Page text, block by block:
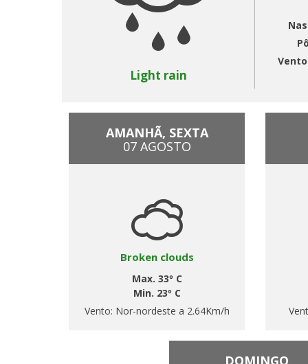
Light rain
AMANHÃ, SEXTA
07 AGOSTO
Broken clouds
Max. 33º C
Min. 23º C
Vento: Nor-nordeste a 2.64Km/h
DOMINGO